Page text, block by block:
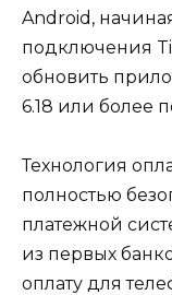
Android,
подключения
обновить
6.18 или более
Технология
полностью
платежной
из первых
оплату для